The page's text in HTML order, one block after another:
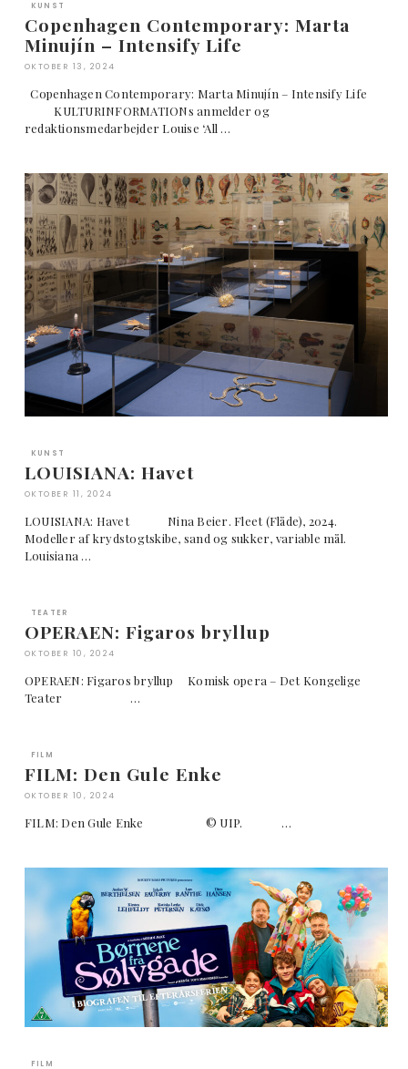
KUNST
Copenhagen Contemporary: Marta
Minujín – Intensify Life
OKTOBER 13, 2024
Copenhagen Contemporary: Marta Minujín – Intensify Life
KULTURINFORMATIONs anmelder og
redaktionsmedarbejder Louise ‘All …
KUNST
LOUISIANA: Havet
OKTOBER 11, 2024
LOUISIANA: Havet Nina Beier. Fleet (Flåde), 2024.
Modeller af krydstogtskibe, sand og sukker, variable mål.
Louisiana …
TEATER
OPERAEN: Figaros bryllup
OKTOBER 10, 2024
OPERAEN: Figaros bryllup Komisk opera – Det Kongelige
Teater …
FILM
FILM: Den Gule Enke
OKTOBER 10, 2024
FILM: Den Gule Enke © UIP. …
FILM